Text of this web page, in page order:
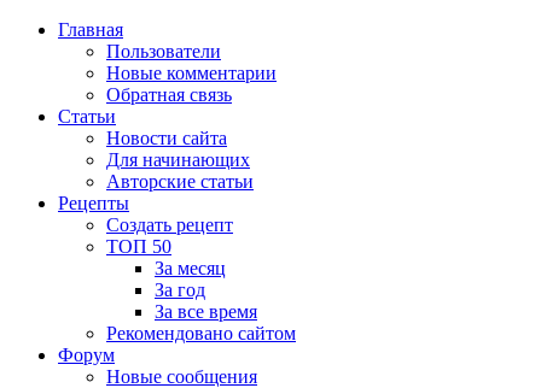
Главная
Пользователи
Новые комментарии
Обратная связь
Статьи
Новости сайта
Для начинающих
Авторские статьи
Рецепты
Создать рецепт
ТОП 50
За месяц
За год
За все время
Рекомендовано сайтом
Форум
Новые сообщения